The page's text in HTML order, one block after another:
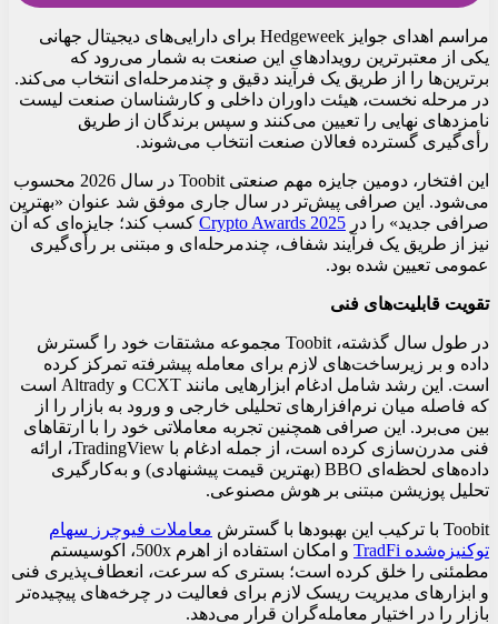
مراسم اهدای جوایز Hedgeweek برای دارایی‌های دیجیتال جهانی
یکی از معتبرترین رویدادهای این صنعت به شمار می‌رود که
برترین‌ها را از طریق یک فرآیند دقیق و چندمرحله‌ای انتخاب می‌کند.
در مرحله نخست، هیئت داوران داخلی و کارشناسان صنعت لیست
نامزدهای نهایی را تعیین می‌کنند و سپس برندگان از طریق
رأی‌گیری گسترده فعالان صنعت انتخاب می‌شوند.
این افتخار، دومین جایزه مهم صنعتی Toobit در سال 2026 محسوب
می‌شود. این صرافی پیش‌تر در سال جاری موفق شد عنوان «بهترین
صرافی جدید» را در Crypto Awards 2025 کسب کند؛ جایزه‌ای که آن
نیز از طریق یک فرآیند شفاف، چندمرحله‌ای و مبتنی بر رأی‌گیری
عمومی تعیین شده بود.
تقویت قابلیت‌های فنی
در طول سال گذشته، Toobit مجموعه مشتقات خود را گسترش
داده و بر زیرساخت‌های لازم برای معامله پیشرفته تمرکز کرده
است. این رشد شامل ادغام ابزارهایی مانند CCXT و Altrady است
که فاصله میان نرم‌افزارهای تحلیلی خارجی و ورود به بازار را از
بین می‌برد. این صرافی همچنین تجربه معاملاتی خود را با ارتقاهای
فنی مدرن‌سازی کرده است، از جمله ادغام با TradingView، ارائه
داده‌های لحظه‌ای BBO (بهترین قیمت پیشنهادی) و به‌کارگیری
تحلیل پوزیشن مبتنی بر هوش مصنوعی.
Toobit با ترکیب این بهبودها با گسترش معاملات فیوچرز سهام
توکنیزهشده TradFi
و امکان استفاده از اهرم 500x، اکوسیستم
مطمئنی را خلق کرده است؛ بستری که سرعت، انعطاف‌پذیری فنی
و ابزارهای مدیریت ریسک لازم برای فعالیت در چرخه‌های پیچیده‌تر
بازار را در اختیار معامله‌گران قرار می‌دهد.